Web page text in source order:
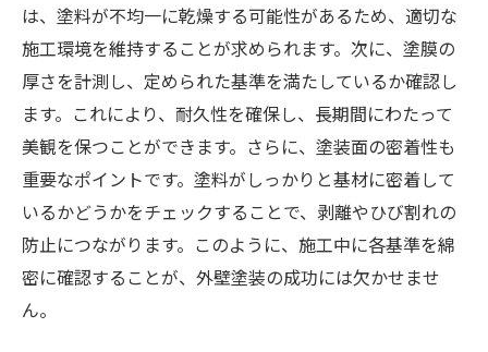
は、塗料が不均一に乾燥する可能性があるため、適切な
施工環境を維持することが求められます。次に、塗膜の
厚さを計測し、定められた基準を満たしているか確認し
ます。これにより、耐久性を確保し、長期間にわたって
美観を保つことができます。さらに、塗装面の密着性も
重要なポイントです。塗料がしっかりと基材に密着して
いるかどうかをチェックすることで、剥離やひび割れの
防止につながります。このように、施工中に各基準を綿
密に確認することが、外壁塗装の成功には欠かせませ
ん。